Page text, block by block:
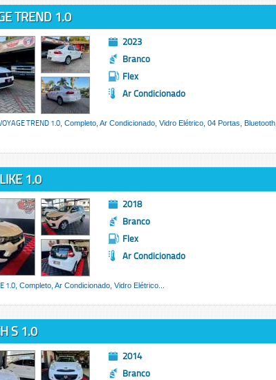
TREND 1.0
2023
Branco
Flex
Ar Condicionado
TREND 1.0 , Completo, Ar Condicionado, Vidro Elétrico, 04 Portas, Bluetooth,
1.0
2018
Branco
Flex
Ar Condicionado
1.0 , Completo, Ar Condicionado, Vidro Elétrico...
S 1.0
2014
Branco